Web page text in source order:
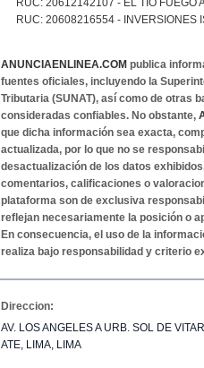
RUC: 20608216554 - INVERSIONES
ANUNCIAENLINEA.COM publica
fuentes oficiales, incluyendo la
Tributaria (SUNAT), así como de otras
consideradas confiables. No obstante,
que dicha información sea exacta,
actualizada, por lo que no se
desactualización de los datos
comentarios, calificaciones o
plataforma son de exclusiva
reflejan necesariamente la posición o
En consecuencia, el uso de la
realiza bajo responsabilidad y criterio
Direccion:
AV. LOS ANGELES A URB. SOL DE
ATE, LIMA, LIMA